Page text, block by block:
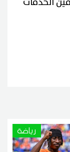
رياضة